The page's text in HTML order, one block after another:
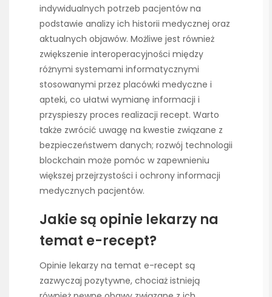
indywidualnych potrzeb pacjentów na
podstawie analizy ich historii medycznej oraz
aktualnych objawów. Możliwe jest również
zwiększenie interoperacyjności między
różnymi systemami informatycznymi
stosowanymi przez placówki medyczne i
apteki, co ułatwi wymianę informacji i
przyspieszy proces realizacji recept. Warto
także zwrócić uwagę na kwestie związane z
bezpieczeństwem danych; rozwój technologii
blockchain może pomóc w zapewnieniu
większej przejrzystości i ochrony informacji
medycznych pacjentów.
Jakie są opinie lekarzy na
temat e-recept?
Opinie lekarzy na temat e-recept są
zazwyczaj pozytywne, chociaż istnieją